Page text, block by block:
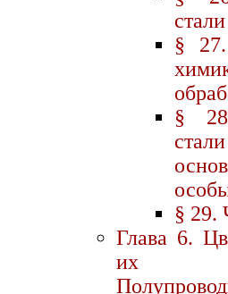
стали
§
§
§ 29.
Глава 6.
их